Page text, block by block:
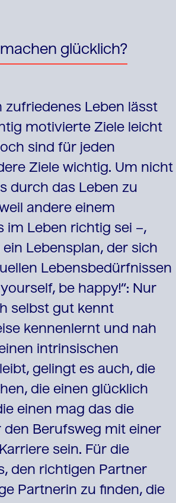
glücklich?
zufriedenes Leben lässt
motivierte Ziele leicht
sind für jeden
Ziele wichtig. Um nicht
durch das Leben zu
andere einem
im Leben richtig sei –,
Lebensplan, der sich
Lebensbedürfnissen
be happy!“: Nur
selbst gut kennt
kennenlernt und nah
intrinsischen
gelingt es auch, die
die einen glücklich
einen mag das die
den Berufsweg mit einer
sein. Für die
den richtigen Partner
Partnerin zu finden, die